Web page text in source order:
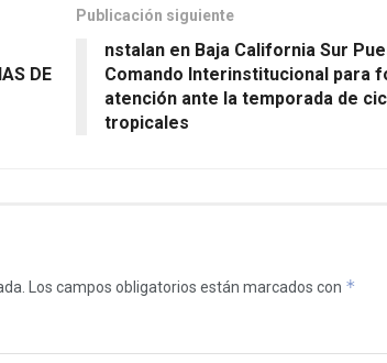
DE
Publicación siguiente
nstalan en Baja California Sur
Comando Interinstitucional para
atención ante la temporada de
tropicales
Los campos obligatorios están marcados con *